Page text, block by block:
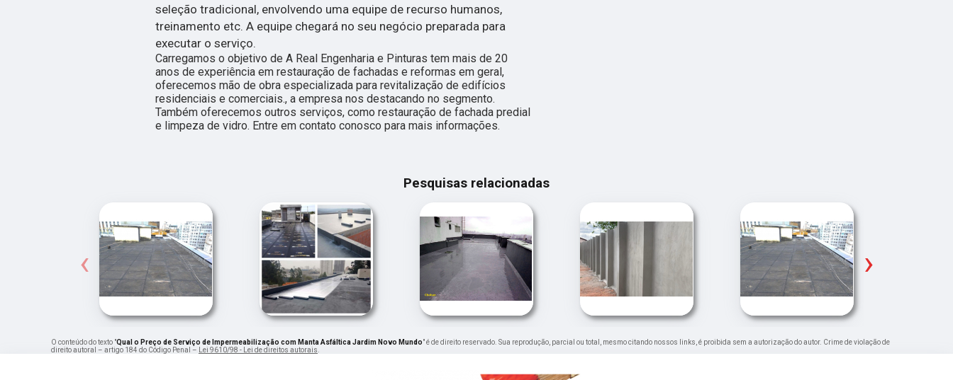
seleção tradicional, envolvendo uma equipe de recurso humanos,
treinamento etc. A equipe chegará no seu negócio preparada para
executar o serviço.
Carregamos o objetivo de A Real Engenharia e Pinturas tem mais de 20
anos de experiência em restauração de fachadas e reformas em geral,
oferecemos mão de obra especializada para revitalização de edifícios
residenciais e comerciais., a empresa nos destacando no segmento.
Também oferecemos outros serviços, como restauração de fachada predial
e limpeza de vidro. Entre em contato conosco para mais informações.
Pesquisas relacionadas
‹ ›
O conteúdo do texto "Qual o Preço de Serviço de Impermeabilização com Manta Asfáltica Jardim Novo Mundo" é de direito reservado. Sua reprodução, parcial ou total, mesmo citando nossos links, é proibida sem a autorização do autor. Crime de violação de
direito autoral – artigo 184 do Código Penal – Lei 9610/98 - Lei de direitos autorais.